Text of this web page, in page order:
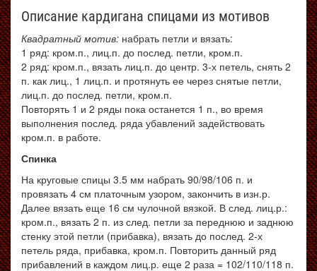
Описание кардигана спицами из мотивов
Квадратный мотив: набрать петли и вязать:
1 ряд: кром.п., лиц.п. до послед. петли, кром.п.
2 ряд: кром.п., вязать лиц.п. до центр. 3-х петель, снять 2
п. как лиц., 1 лиц.п. и протянуть ее через снятые петли,
лиц.п. до послед. петли, кром.п.
Повторять 1 и 2 ряды пока останется 1 п., во время
выполнения послед. ряда убавлений задействовать
кром.п. в работе.
Спинка
На круговые спицы 3.5 мм набрать 90/98/106 п. и
провязать 4 см платочным узором, закончить в изн.р.
Далее вязать еще 16 см чулочной вязкой. В след. лиц.р.:
кром.п., вязать 2 п. из след. петли за переднюю и заднюю
стенку этой петли (прибавка), вязать до послед. 2-х
петель ряда, прибавка, кром.п. Повторить данный ряд
прибавлений в каждом лиц.р. еще 2 раза = 102/110/118 п.